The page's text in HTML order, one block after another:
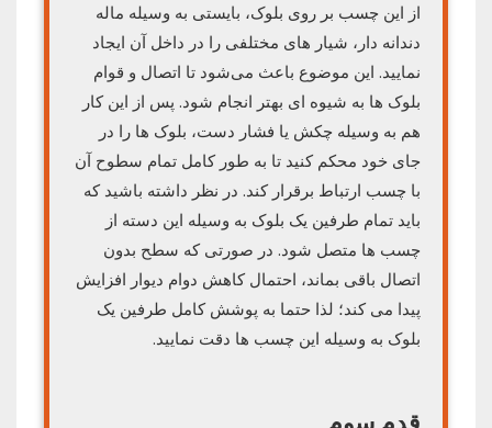
از این چسب بر روی بلوک، بایستی به وسیله ماله
دندانه دار، شیار های مختلفی را در داخل آن ایجاد
نمایید. این موضوع باعث می‌شود تا اتصال و قوام
بلوک ها به شیوه ای بهتر انجام شود. پس از این کار
هم به وسیله چکش یا فشار دست، بلوک ها را در
جای خود محکم کنید تا به طور کامل تمام سطوح آن
با چسب ارتباط برقرار کند. در نظر داشته باشید که
باید تمام طرفین یک بلوک به وسیله این دسته از
چسب ها متصل شود. در صورتی که سطح بدون
اتصال باقی بماند، احتمال کاهش دوام دیوار افزایش
پیدا می کند؛ لذا حتما به پوشش کامل طرفین یک
بلوک به وسیله این چسب ها دقت نمایید.